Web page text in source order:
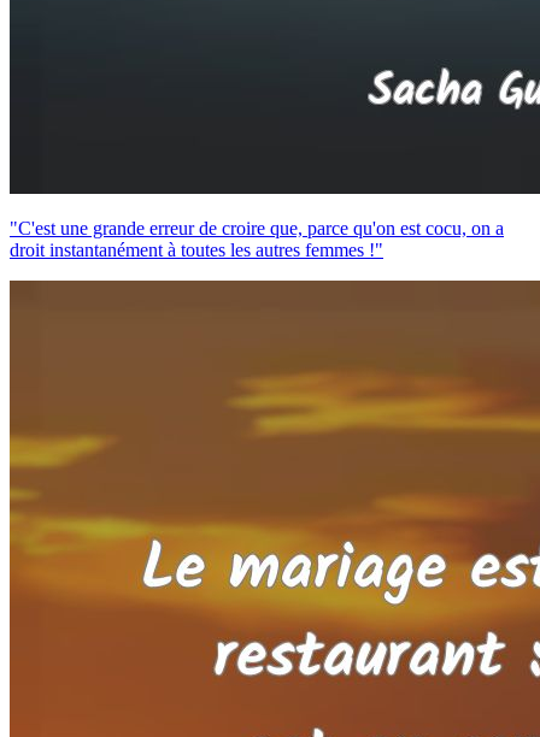
"C'est une grande erreur de croire que, parce qu'on est cocu, on a
droit instantanément à toutes les autres femmes !"